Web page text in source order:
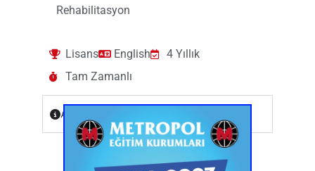
Rehabilitasyon
Lisans English
4 Yıllık
Tam Zamanlı
Ayrıntılar